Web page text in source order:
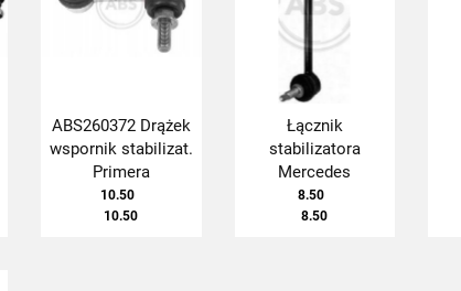
ABS260372 Drążek
wspornik stabilizat.
Primera
10.50
10.50
Łącznik
stabilizatora
Mercedes
8.50
8.50